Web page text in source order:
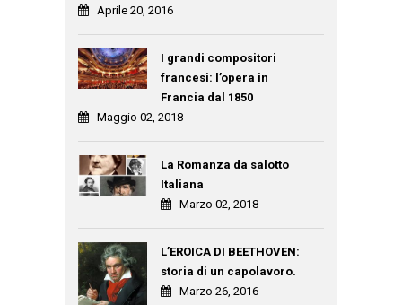
Aprile 20, 2016
I grandi compositori
francesi: l’opera in
Francia dal 1850
Maggio 02, 2018
La Romanza da salotto
Italiana
Marzo 02, 2018
L’EROICA DI BEETHOVEN:
storia di un capolavoro.
Marzo 26, 2016